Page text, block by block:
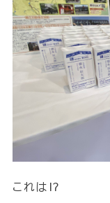
これは⁉